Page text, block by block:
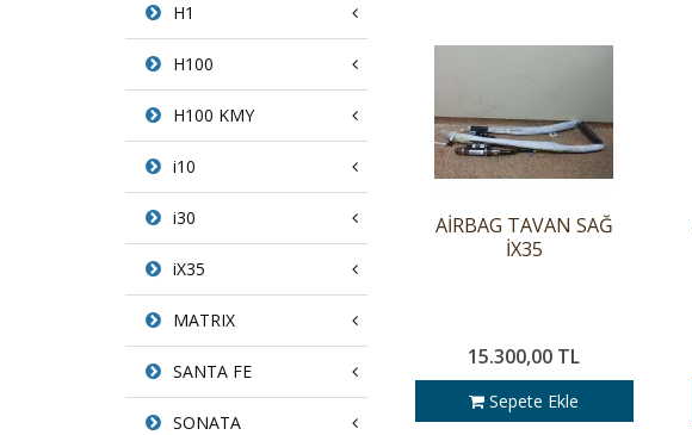
H1
H100
H100 KMY
i10
i30
iX35
MATRIX
SANTA FE
SONATA
AİRBAG TAVAN SAĞ
İX35
15.300,00 TL
Sepete Ekle